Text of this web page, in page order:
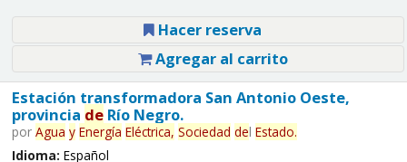
Hacer reserva
Agregar al carrito
Estación transformadora San Antonio Oeste,
provincia deRío Negro.
por Agua y Energía Eléctrica, Sociedad del Estado.
Idioma: Español